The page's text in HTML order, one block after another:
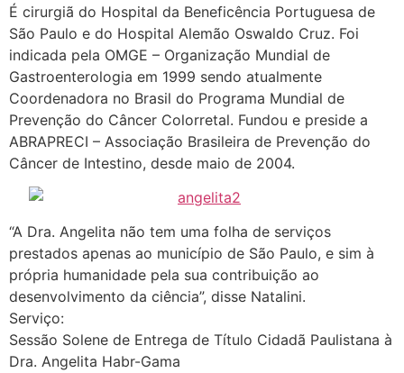
É cirurgiã do Hospital da Beneficência Portuguesa de
São Paulo e do Hospital Alemão Oswaldo Cruz. Foi
indicada pela OMGE – Organização Mundial de
Gastroenterologia em 1999 sendo atualmente
Coordenadora no Brasil do Programa Mundial de
Prevenção do Câncer Colorretal. Fundou e preside a
ABRAPRECI – Associação Brasileira de Prevenção do
Câncer de Intestino, desde maio de 2004.
“A Dra. Angelita não tem uma folha de serviços
prestados apenas ao município de São Paulo, e sim à
própria humanidade pela sua contribuição ao
desenvolvimento da ciência”, disse Natalini.
Serviço:
Sessão Solene de Entrega de Título Cidadã Paulistana à
Dra. Angelita Habr-Gama